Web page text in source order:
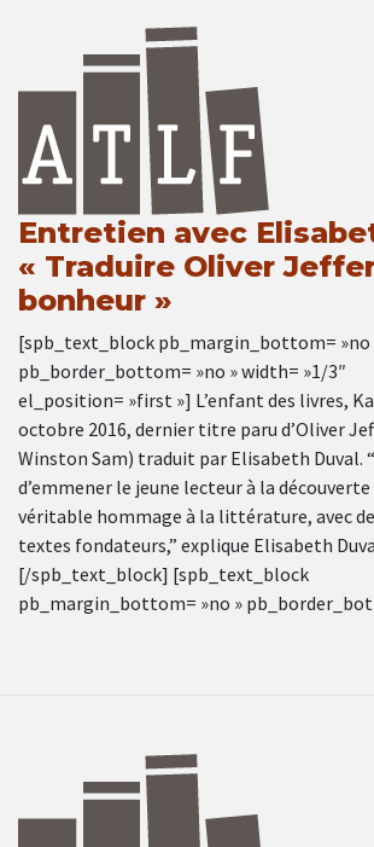
Entretien avec
« Traduire Oliver
bonheur »
[spb_text_block pb_margin_bottom= »no
pb_border_bottom= »no » width= »1/3″
el_position= »first »] L’enfant des livres,
octobre 2016, dernier titre paru d’Oliver
Winston Sam) traduit par Elisabeth Duval.
d’emmener le jeune lecteur à la découverte
véritable hommage à la littérature, avec
textes fondateurs,” explique Elisabeth
[/spb_text_block] [spb_text_block
pb_margin_bottom= »no »